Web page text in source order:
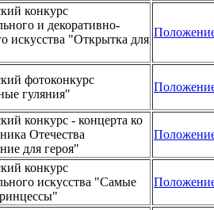
конкурс
и декоративно-
искусства "Открытка для
фотоконкурс
гуляния"
конкурс - концерта ко
Отечества
для героя"
конкурс
искусства "Самые